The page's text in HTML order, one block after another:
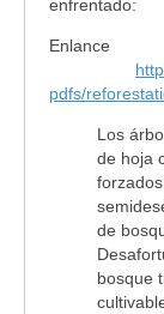
enfrentado:
pdfs/
Los
de hoja
de
bosque